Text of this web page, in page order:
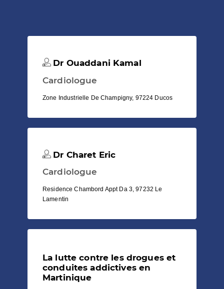
Dr Ouaddani Kamal
Cardiologue
Zone Industrielle De Champigny, 97224 Ducos
Dr Charet Eric
Cardiologue
Residence Chambord Appt Da 3, 97232 Le
Lamentin
La lutte contre les drogues et
conduites addictives en
Martinique